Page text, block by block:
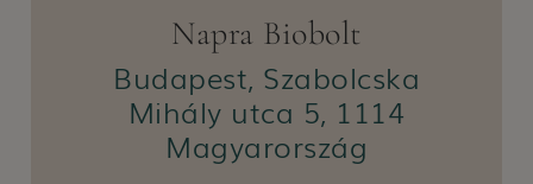
Napra Biobolt
Budapest, Szabolcska
Mihály utca 5, 1114
Magyarország